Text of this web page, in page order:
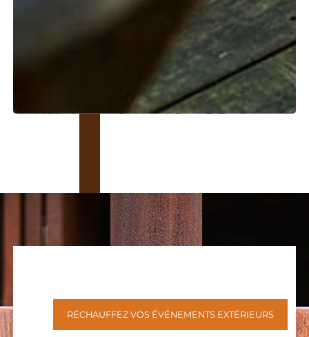
RÉCHAUFFEZ VOS ÉVÉNEMENTS EXTÉRIEURS